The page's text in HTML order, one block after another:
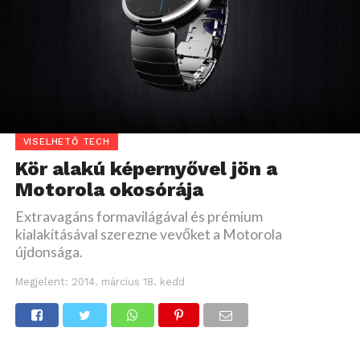
VISELHETŐ TECH
Kör alakú képernyővel jön a
Motorola okosórája
Extravagáns formavilágával és prémium
kialakításával szerezne vevőket a Motorola
újdonsága.
Megjelent: 2014. március 18. kedd